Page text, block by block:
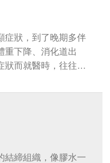
症狀，到了晚期多伴
重下降、消化道出
狀而就醫時，往往已
結締組織，像膠水一